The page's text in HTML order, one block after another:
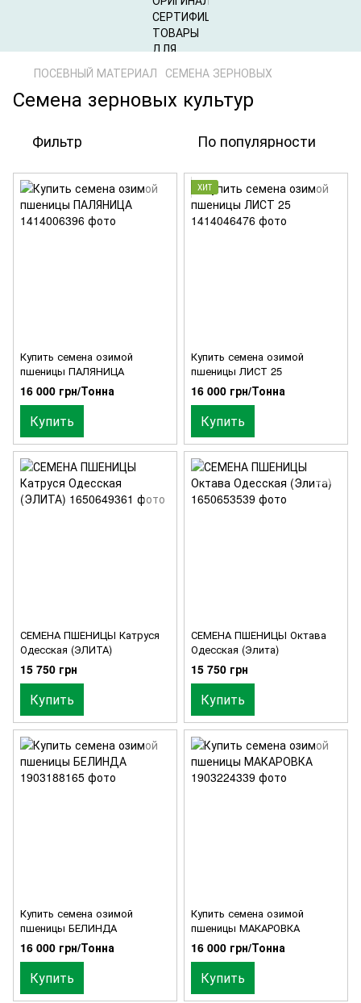
ПОСЕВНЫЙ МАТЕРИАЛ СЕМЕНА ЗЕРНОВЫХ
Семена зерновых культур
Фильтр По популярности
Купить семена озимой
пшеницы ПАЛЯНИЦА
16 000 грн/Тонна
Купить
ХИТ
Купить семена озимой
пшеницы ЛИСТ 25
16 000 грн/Тонна
Купить
СЕМЕНА ПШЕНИЦЫ Катруся
Одесская (ЭЛИТА)
15 750 грн
Купить
СЕМЕНА ПШЕНИЦЫ Октава
Одесская (Элита)
15 750 грн
Купить
Купить семена озимой
пшеницы БЕЛИНДА
16 000 грн/Тонна
Купить
Купить семена озимой
пшеницы МАКАРОВКА
16 000 грн/Тонна
Купить